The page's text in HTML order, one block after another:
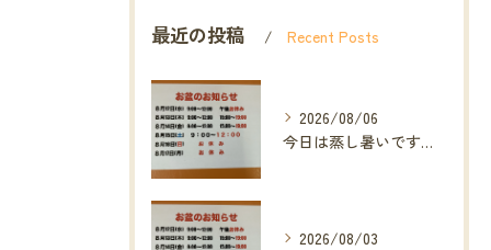
最近の投稿 Recent Posts
2026/08/06
今日は蒸し暑いですね🥵ありがたい事に今年の草加市は
2026/08/03